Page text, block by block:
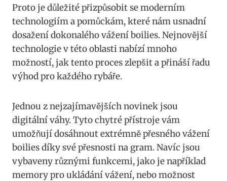
Proto je⁢ důležité ⁣přizpůsobit se moderním
‌technologiím a ‍pomůckám, které nám usnadní
dosažení dokonalého vážení boilies. Nejnovější
technologie v této oblasti nabízí mnoho
možností, jak tento⁢ proces⁤ zlepšit a ​přináší řadu
výhod ⁢pro každého rybáře.
Jednou z nejzajímavějších novinek jsou
digitální váhy. ‍Tyto chytré přístroje vám
umožňují dosáhnout​ extrémně přesného vážení
boilies díky své přesnosti ​na gram.⁤ Navíc jsou
vybaveny různými funkcemi, jako je ⁣například
memory pro ukládání vážení, nebo možnost